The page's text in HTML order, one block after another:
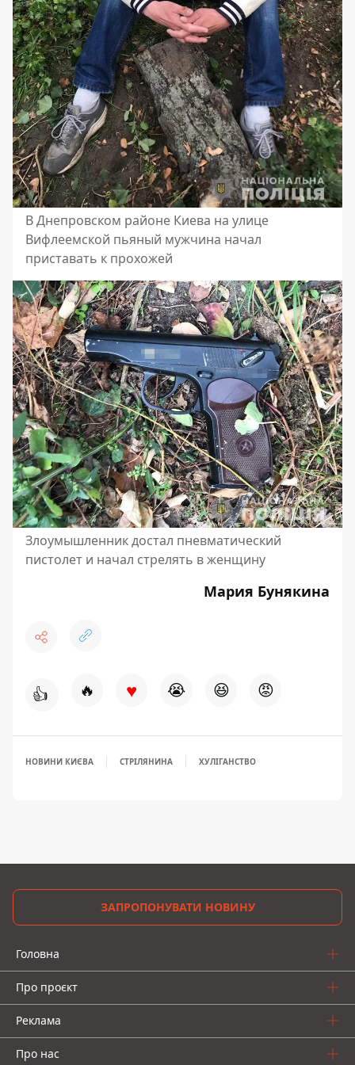
В Днепровском районе Киева на улице
Вифлеемской пьяный мужчина начал
приставать к прохожей
Злоумышленник достал пневматический
пистолет и начал стрелять в женщину
Мария Бунякина
👍 🔥 ♥ 😭 😆 😡
НОВИНИ КИЄВА СТРІЛЯНИНА ХУЛІГАНСТВО
ЗАПРОПОНУВАТИ НОВИНУ
Головна
Про проєкт
Реклама
Про нас